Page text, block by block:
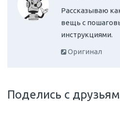
Рассказываю
вещь с
инструкциями.
Оригинал
Поделись с